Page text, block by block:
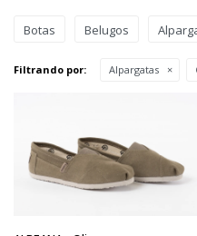
Botas Belugos
Filtrando por: Alpargatas